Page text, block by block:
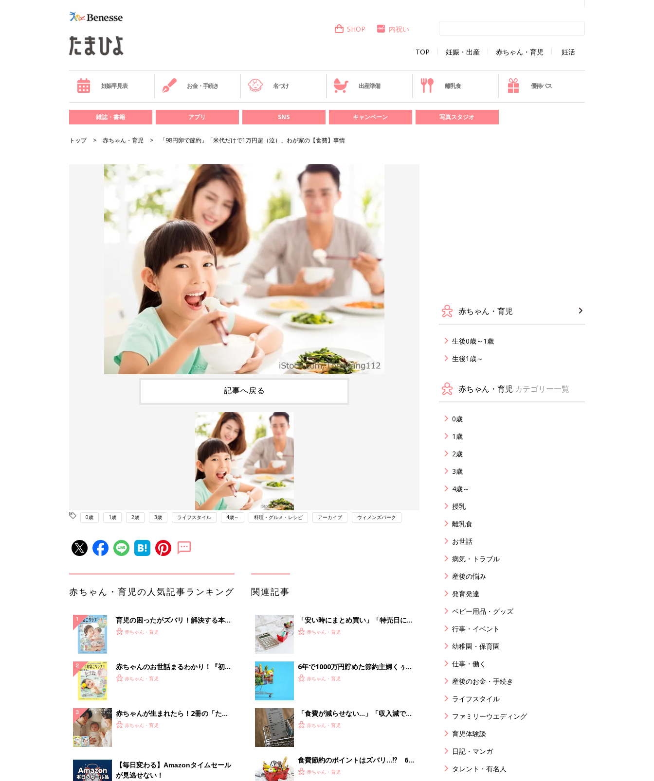
TOP 妊娠・出産 赤ちゃん・育児 妊活
SHOP 内祝い
妊娠早見表 お金・手続き 名づけ 出産準備 離乳食 優待パス
雑誌・書籍 アプリ SNS キャンペーン 写真スタジオ
トップ 赤ちゃん・育児 「98円卵で節約」「米代だけで1万円超（泣）」わが家の【食費】事情
記事へ戻る
0歳 1歳 2歳 3歳 ライフスタイル 4歳～ 料理・グルメ・レシピ アーカイブ ウィメンズパーク
赤ちゃん・育児の人気記事ランキング
育児の困ったがズバリ！解決する本
『ひよこクラブ 夏号』 4カ月～2才
赤ちゃん・育児
赤ちゃんのお世話まるわかり！『初め
てのひよこクラブ 夏号』〈巻頭大特
赤ちゃん・育児
赤ちゃんが生まれたら！2冊の「たま
ひよ」
赤ちゃん・育児
【毎日変わる】Amazonタイムセール
が見逃せない！
関連記事
「安い時にまとめ買い」「特売日にス
ーパーを渡り歩く」の節約効果
赤ちゃん・育児
6年で1000万円貯めた節約主婦くぅち
ゃんの食費節約のための献立ルール４
赤ちゃん・育児
「食費が減らせない…」「収入減でお
金が貯まらない！」増えるお金の不
赤ちゃん・育児
食費節約のポイントはズバリ…⁉ 6年
間で1000万円貯めた時短節約家くぅ
赤ちゃん・育児
赤ちゃん・育児
生後0歳～1歳
生後1歳～
赤ちゃん・育児 カテゴリー一覧
0歳
1歳
2歳
3歳
4歳～
授乳
離乳食
お世話
病気・トラブル
産後の悩み
発育発達
ベビー用品・グッズ
行事・イベント
幼稚園・保育園
仕事・働く
産後のお金・手続き
ライフスタイル
ファミリーウエディング
育児体験談
日記・マンガ
タレント・有名人